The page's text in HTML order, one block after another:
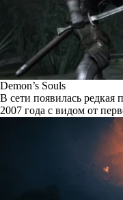
Demon’s Souls
В сети появилась редкая
2007 года с видом от